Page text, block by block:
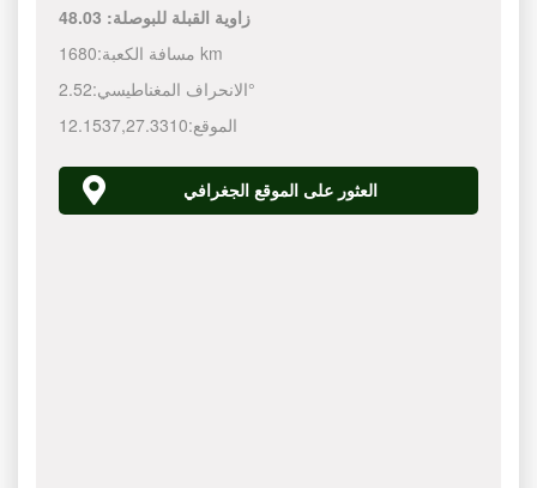
زاوية القبلة للبوصلة: 48.03
مسافة الكعبة: 1680 km
الانحراف المغناطيسي:2.52°
الموقع:
12.1537,27.3310
العثور على الموقع الجغرافي